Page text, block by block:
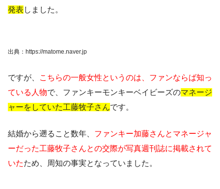
発表 しました。
出典：https://matome.naver.jp
ですが、
こちらの一般女性というのは、ファンならば知っ
ている人物で、ファンキーモンキーベイビーズのマネージ
ャーをしていた工藤牧子さんです。
結婚から遡ること数年、 ファンキー加藤さんとマネージャ
ーだった工藤牧子さんとの交際が写真週刊誌に掲載されて
いたため、周知の事実となっていました 。